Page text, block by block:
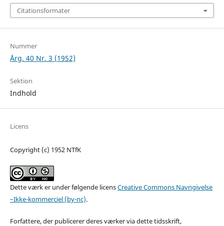
Citationsformater
Nummer
Årg. 40 Nr. 3 (1952)
Sektion
Indhold
Licens
Copyright (c) 1952 NTfK
Dette værk er under følgende licensCreative Commons Navngivelse
–Ikke-kommerciel (by-nc).
Forfattere, der publicerer deres værker via dette tidsskrift,